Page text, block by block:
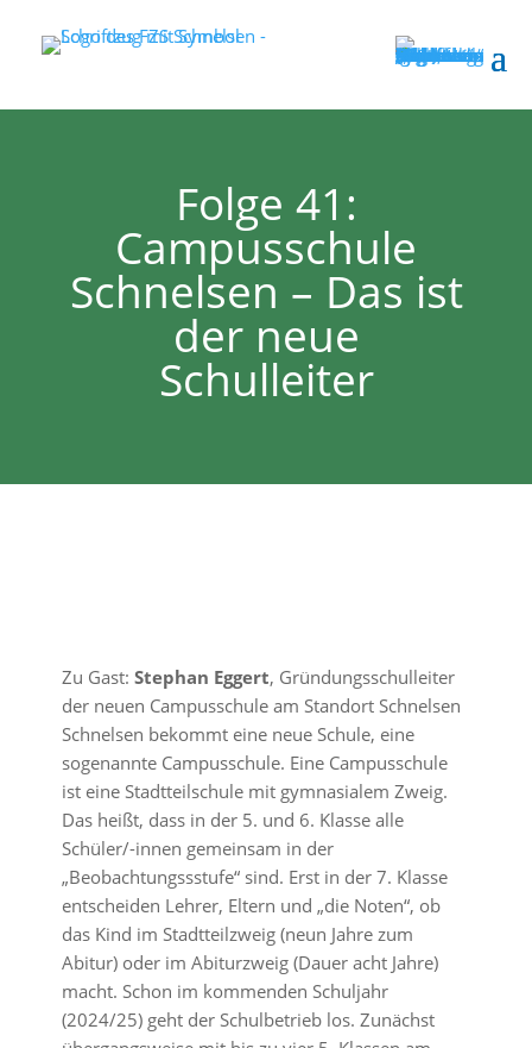
Folge 41:
Campusschule
Schnelsen – Das ist
der neue
Schulleiter
Zu Gast:Stephan Eggert, Gründungsschulleiter
der neuen Campusschule am Standort Schnelsen
Schnelsen bekommt eine neue Schule, eine
sogenannte Campusschule. Eine Campusschule
ist eine Stadtteilschule mit gymnasialem Zweig.
Das heißt, dass in der 5. und 6. Klasse alle
Schüler/-innen gemeinsam in der
„Beobachtungssstufe“ sind. Erst in der 7. Klasse
entscheiden Lehrer, Eltern und „die Noten“, ob
das Kind im Stadtteilzweig (neun Jahre zum
Abitur) oder im Abiturzweig (Dauer acht Jahre)
macht. Schon im kommenden Schuljahr
(2024/25) geht der Schulbetrieb los. Zunächst